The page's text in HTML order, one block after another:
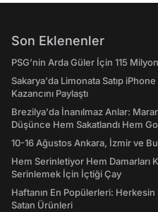
Son Eklenenler
PSG’nin Arda Güler İçin 115
Sakarya'da Limonata Satıp
Kazancını Paylaştı
Brezilya'da İnanılmaz Anlar:
Düşünce Hem Sakatlandı Hem
10-16 Ağustos Ankara, İzmir ve
Hem Serinletiyor Hem Damarları
Serinlemek İçin İçtiği Çay
Haftanın En Popülerleri:
Satan Ürünleri